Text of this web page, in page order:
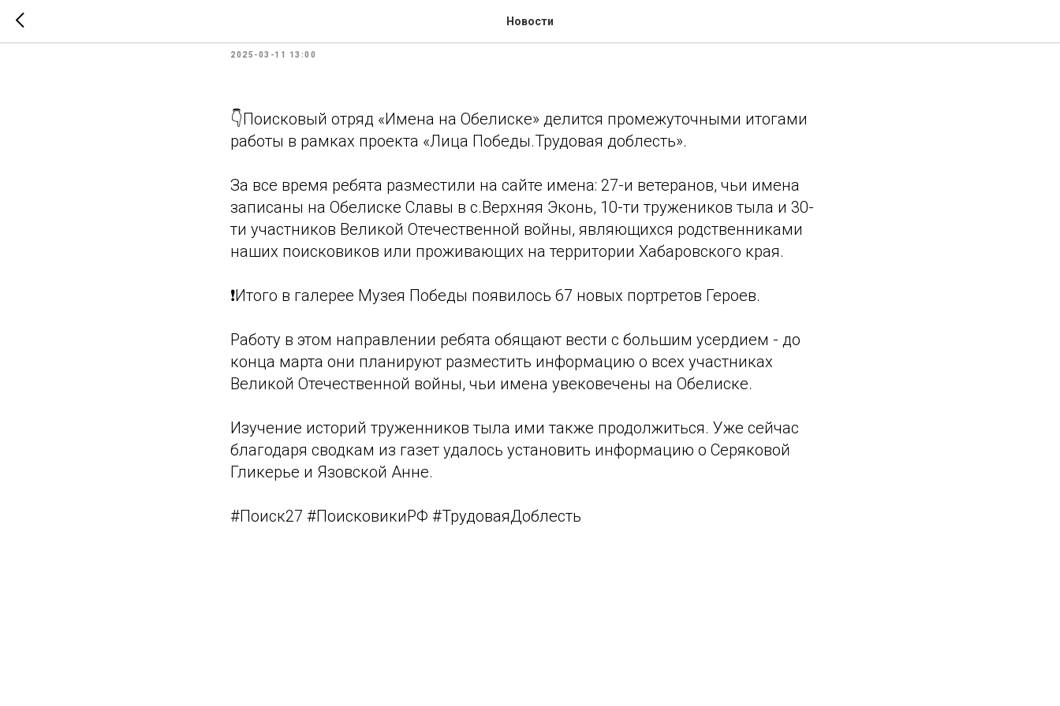
Новости
Проект "Трудовая доблесть. Лица Победы"
2025-03-11 13:00
👇Поисковый отряд «Имена на Обелиске» делится промежуточными итогами
работы в рамках проекта «Лица Победы.Трудовая доблесть».
За все время ребята разместили на сайте имена: 27-и ветеранов, чьи имена
записаны на Обелиске Славы в с.Верхняя Эконь, 10-ти тружеников тыла и 30-
ти участников Великой Отечественной войны, являющихся родственниками
наших поисковиков или проживающих на территории Хабаровского края.
❗️Итого в галерее Музея Победы появилось 67 новых портретов Героев.
Работу в этом направлении ребята обящают вести с большим усердием - до
конца марта они планируют разместить информацию о всех участниках
Великой Отечественной войны, чьи имена увековечены на Обелиске.
Изучение историй труженников тыла ими также продолжиться. Уже сейчас
благодаря сводкам из газет удалось установить информацию о Серяковой
Гликерье и Язовской Анне.
#Поиск27 #ПоисковикиРФ #ТрудоваяДоблесть